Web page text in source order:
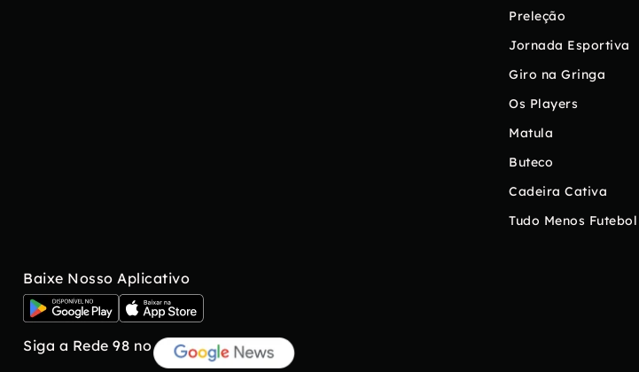
Preleção
Jornada Esportiva
Giro na Gringa
Os Players
Matula
Buteco
Cadeira Cativa
Tudo Menos Futebol
Baixe Nosso Aplicativo
Siga a Rede 98 no